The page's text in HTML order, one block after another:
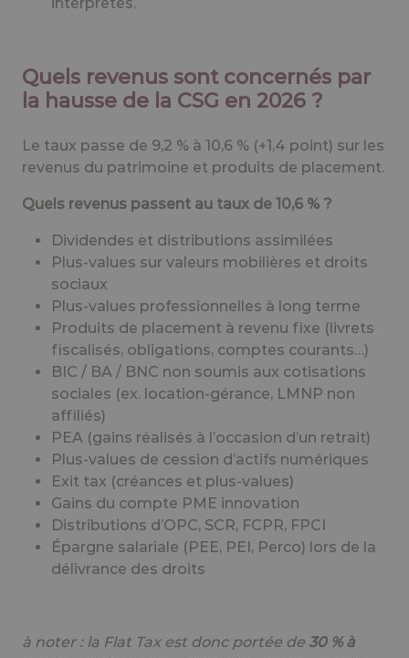
Quels revenus sont concernés par
la hausse de la CSG en 2026 ?
Le taux passe de 9,2 % à 10,6 % (+1,4 point) sur les
revenus du patrimoine et produits de placement.
Quels revenus passent au taux de 10,6 % ?
Dividendes et distributions assimilées
Plus-values sur valeurs mobilières et droits
sociaux
Plus-values professionnelles à long terme
Produits de placement à revenu fixe (livrets
fiscalisés, obligations, comptes courants…)
BIC / BA / BNC non soumis aux cotisations
sociales (ex. location-gérance, LMNP non
affiliés)
PEA (gains réalisés à l’occasion d’un retrait)
Plus-values de cession d’actifs numériques
Exit tax (créances et plus-values)
Gains du compte PME innovation
Distributions d’OPC, SCR, FCPR, FPCI
Épargne salariale (PEE, PEI, Perco) lors de la
délivrance des droits
à noter : la Flat Tax est donc portée de 30 % à